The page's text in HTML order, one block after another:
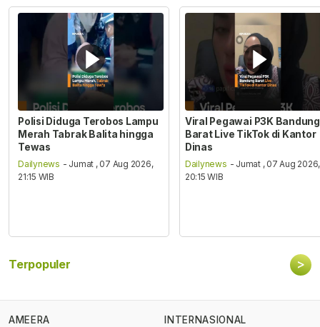
Polisi Diduga Terobos Lampu
Merah Tabrak Balita hingga
Tewas
Dailynews - Jumat , 07 Aug 2026,
21:15 WIB
Viral Pegawai P3K Bandung
Barat Live TikTok di Kantor
Dinas
Dailynews - Jumat , 07 Aug 2026,
20:15 WIB
Terpopuler >
AMEERA INTERNASIONAL